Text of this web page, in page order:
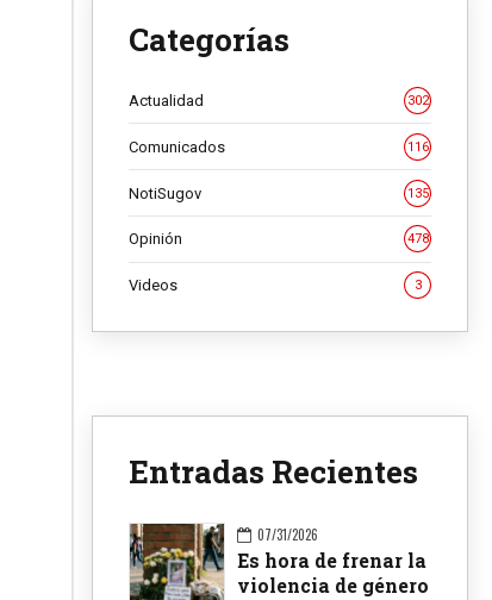
Categorías
Actualidad 302
Comunicados 116
NotiSugov 135
Opinión 478
Videos 3
Entradas Recientes
07/31/2026
Es hora de frenar la
violencia de género